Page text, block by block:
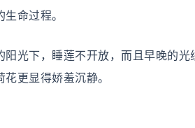
命过程。
光下，睡莲不开放，而且早晚的光
更显得娇羞沉静。